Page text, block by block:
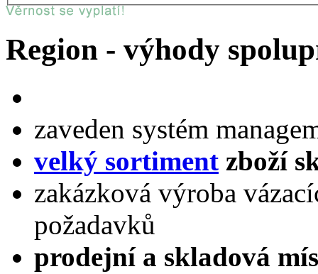
Region - výhody
zaveden systém
velký sortiment zboží
zakázková výroba
požadavků
prodejní a skladová